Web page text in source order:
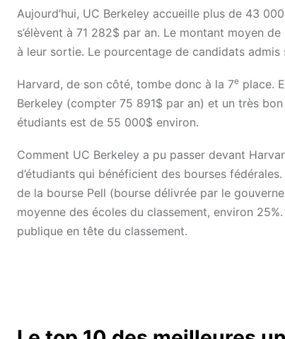
Aujourd’hui, UC Berkeley accueille plus de 43
s’élèvent à 71 282$ par an. Le montant moyen
à leur sortie. Le pourcentage de candidats admis
Harvard, de son côté, tombe donc à la 7e place.
Berkeley (compter 75 891$ par an) et un très
étudiants est de 55 000$ environ.
Comment UC Berkeley a pu passer devant
d’étudiants qui bénéficient des bourses
de la bourse Pell (bourse délivrée par le
moyenne des écoles du classement, environ
publique en tête du classement.